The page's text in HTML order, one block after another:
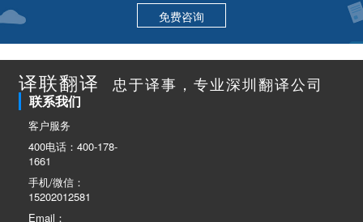
免费咨询
译联翻译忠于译事，专业深圳翻译公司
联系我们
客户服务
400电话：400-178-
1661
手机/微信：
15202012581
Email：